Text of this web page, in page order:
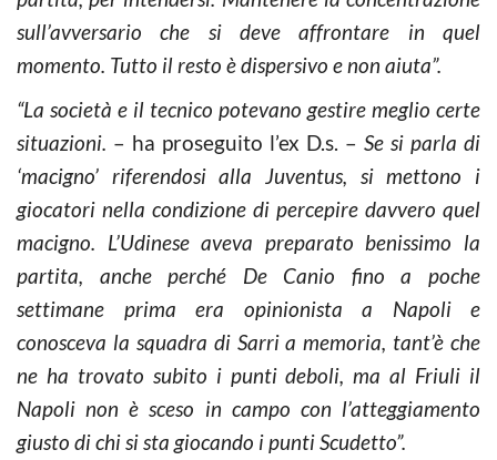
sull’avversario che si deve affrontare in quel
momento. Tutto il resto è dispersivo e non aiuta”.
“La società e il tecnico potevano gestire meglio certe
situazioni. – ha proseguito l’ex D.s. – Se si parla di
‘macigno’ riferendosi alla Juventus, si mettono i
giocatori nella condizione di percepire davvero quel
macigno. L’Udinese aveva preparato benissimo la
partita, anche perché De Canio fino a poche
settimane prima era opinionista a Napoli e
conosceva la squadra di Sarri a memoria, tant’è che
ne ha trovato subito i punti deboli, ma al Friuli il
Napoli non è sceso in campo con l’atteggiamento
giusto di chi si sta giocando i punti Scudetto”.